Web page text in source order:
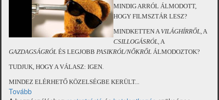
MINDIG ARRÓL ÁLMODOTT,
HOGY FILMSZTÁR LESZ?
MINDKETTEN A VILÁGHÍRRŐL, A
CSILLOGÁSRÓL, A
GAZDAGSÁGRÓL ÉS LEGJOBB PASIKRÓL/NŐKRŐL ÁLMODOZTOK?
TUDJUK, HOGY A VÁLASZ: IGEN.
MINDEZ ELÉRHETŐ KÖZELSÉGBE KERÜLT...
Tovább